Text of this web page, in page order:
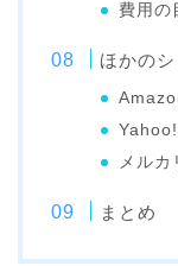
費用の
ほかの
メルカ
まとめ